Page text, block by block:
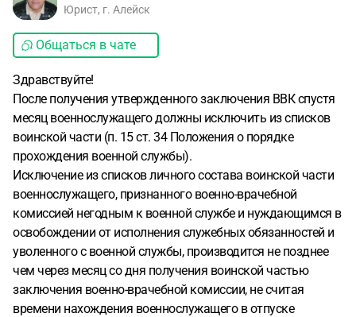
Юрист, г. Алейск
Общаться в чате
Здравствуйте!
После получения утвержденного заключения ВВК спустя
месяц военнослужащего должны исключить из списков
воинской части (п. 15 ст. 34 Положения о порядке
прохождения военной службы).
Исключение из списков личного состава воинской части
военнослужащего, признанного военно-врачебной
комиссией негодным к военной службе и нуждающимся в
освобождении от исполнения служебных обязанностей и
уволенного с военной службы, производится не позднее
чем через месяц со дня получения воинской частью
заключения военно-врачебной комиссии, не считая
времени нахождения военнослужащего в отпуске